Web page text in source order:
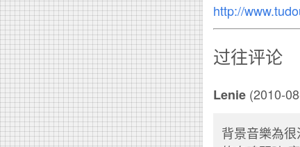
http://
过往评论
Lenie (2010-
背景音樂為